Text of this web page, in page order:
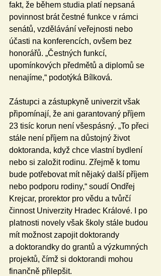
fakt, že během studia platí nepsaná
povinnost brát čestné funkce v rámci
senátů, vzdělávání veřejnosti nebo
účasti na konferencích, ovšem bez
honorářů. „Čestných funkcí,
upomínkových předmětů a diplomů se
nenajíme,“ podotýká Bílková.
Zástupci a zástupkyně univerzit však
připomínají, že ani garantovaný příjem
23 tisíc korun není všespásný. „To přeci
stále není příjem na důstojný život
doktoranda, když chce vlastní bydlení
nebo si založit rodinu. Zřejmě k tomu
bude potřebovat mít nějaký další příjem
nebo podporu rodiny,“ soudí Ondřej
Krejcar, prorektor pro vědu a tvůrčí
činnost Univerzity Hradec Králové. I po
platnosti novely však školy stále budou
mít možnost zapojit doktorandy
a doktorandky do grantů a výzkumných
projektů, čímž si doktorandi mohou
finančně přilepšit.